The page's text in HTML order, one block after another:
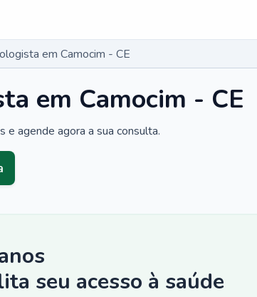
em Camocim - CE
em Camocim - CE
agende agora a sua consulta.
seu acesso à saúde